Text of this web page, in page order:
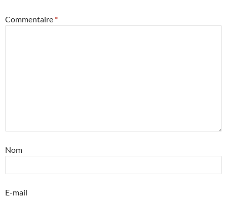
Commentaire *
Nom
E-mail